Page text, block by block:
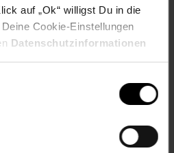
auf „Ok“ willigst Du in die
Cookie-Einstellungen
Datenschutzinformationen
GT 5 PRO 42MM Ceramic
(inkl. Ladekabel), 1x
1x